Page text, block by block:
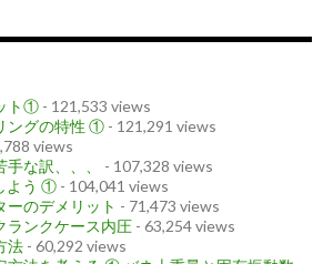
ト① - 121,533 views
ングの特性 ① - 121,291 views
views
な訳、、、
- 107,328 views
よう ① - 104,041 views
ーのデメリット - 71,473 views
ランクケース内圧 - 63,254 views
法 - 60,292 views